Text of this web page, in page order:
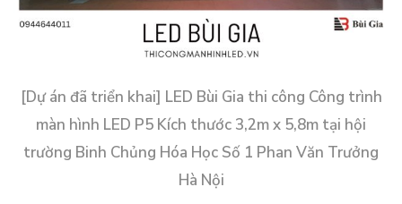
[Dự án đã triển khai] LED Bùi Gia thi công Công trình
màn hình LED P5 Kích thước 3,2m x 5,8m tại hội
trường Binh Chủng Hóa Học Số 1 Phan Văn Trưởng
Hà Nội